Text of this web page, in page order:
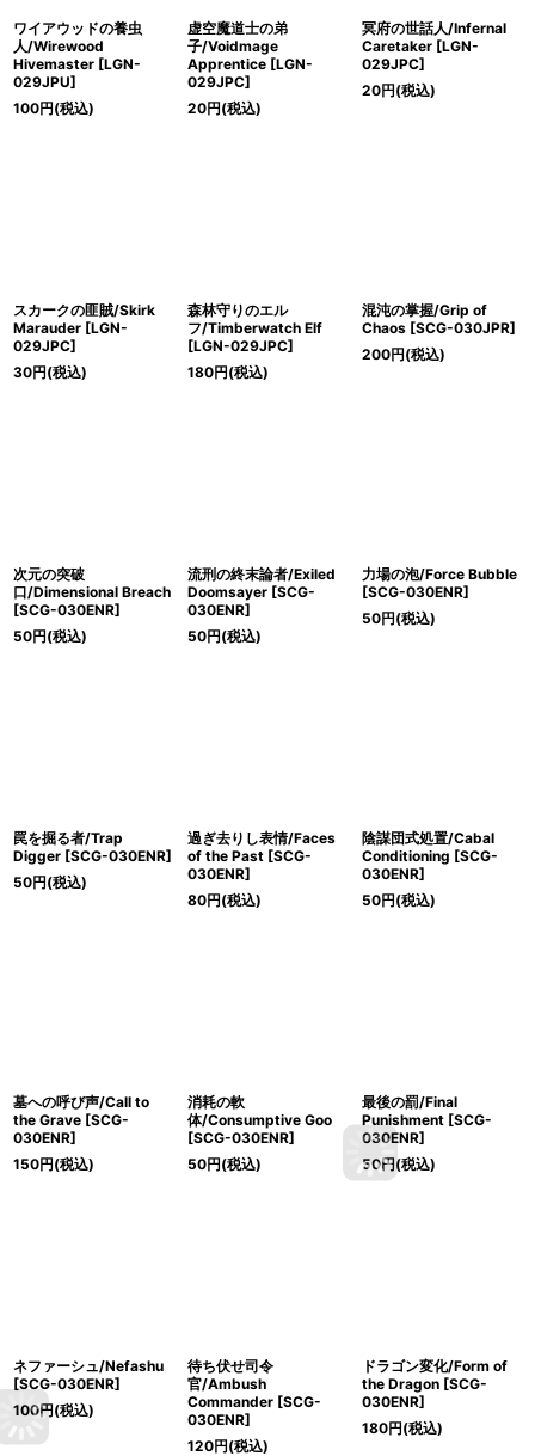
ワイアウッドの養虫
人/Wirewood
Hivemaster [LGN-
029JPU]
100円(税込)
虚空魔道士の弟
子/Voidmage
Apprentice [LGN-
029JPC]
20円(税込)
冥府の世話人/Infernal
Caretaker [LGN-
029JPC]
20円(税込)
スカークの匪賊/Skirk
Marauder [LGN-
029JPC]
30円(税込)
森林守りのエル
フ/Timberwatch Elf
[LGN-029JPC]
180円(税込)
混沌の掌握/Grip of
Chaos [SCG-030JPR]
200円(税込)
次元の突破
口/Dimensional Breach
[SCG-030ENR]
50円(税込)
流刑の終末論者/Exiled
Doomsayer [SCG-
030ENR]
50円(税込)
力場の泡/Force Bubble
[SCG-030ENR]
50円(税込)
罠を掘る者/Trap
Digger [SCG-030ENR]
50円(税込)
過ぎ去りし表情/Faces
of the Past [SCG-
030ENR]
80円(税込)
陰謀団式処置/Cabal
Conditioning [SCG-
030ENR]
50円(税込)
墓への呼び声/Call to
the Grave [SCG-
030ENR]
150円(税込)
消耗の軟
体/Consumptive Goo
[SCG-030ENR]
50円(税込)
最後の罰/Final
Punishment [SCG-
030ENR]
50円(税込)
ネファーシュ/Nefashu
[SCG-030ENR]
100円(税込)
待ち伏せ司令
官/Ambush
Commander [SCG-
030ENR]
120円(税込)
ドラゴン変化/Form of
the Dragon [SCG-
030ENR]
180円(税込)